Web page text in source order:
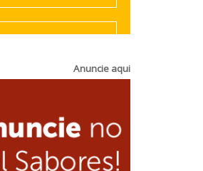
Anuncie aqui